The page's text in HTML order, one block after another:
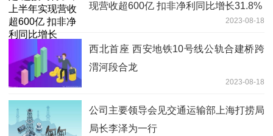
现营收超600亿 扣非净利同比增长31.8%
2023-08-18
西北首座 西安地铁10号线公轨合建桥跨
渭河段合龙
2023-08-18
公司主要领导会见交通运输部上海打捞局
局长李泽为一行